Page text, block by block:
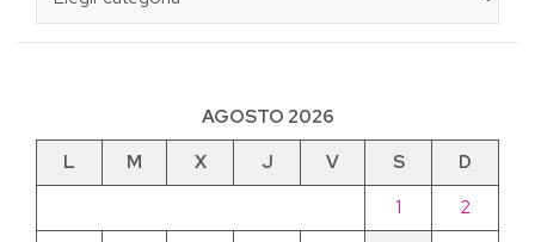
AGOSTO 2026
L
M X J V S
D
1
2